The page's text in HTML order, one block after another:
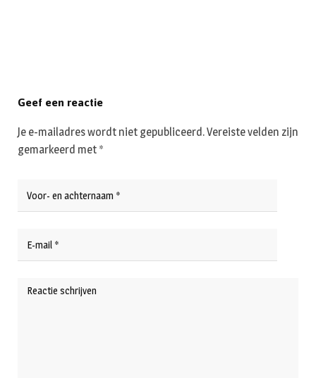
Geef een reactie
Je e-mailadres wordt niet gepubliceerd.Vereiste velden zijn
gemarkeerd met *